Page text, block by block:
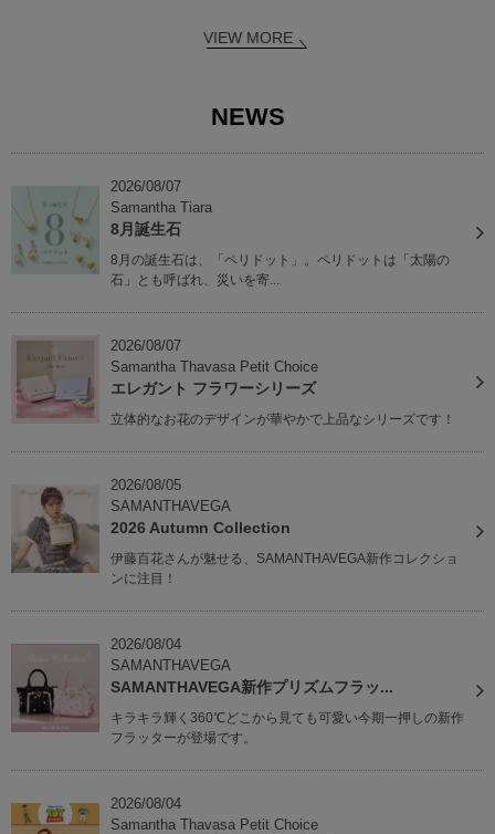
VIEW MORE
NEWS
2026/08/07
Samantha Tiara
8月誕生石
8月の誕生石は、「ペリドット」。ペリドットは「太陽の
石」とも呼ばれ、災いを寄...
2026/08/07
Samantha Thavasa Petit Choice
エレガント フラワーシリーズ
立体的なお花のデザインが華やかで上品なシリーズです！
2026/08/05
SAMANTHAVEGA
2026 Autumn Collection
伊藤百花さんが魅せる、SAMANTHAVEGA新作コレクショ
ンに注目！
2026/08/04
SAMANTHAVEGA
SAMANTHAVEGA新作プリズムフラッ...
キラキラ輝く360℃どこから見ても可愛い今期一押しの新作
フラッターが登場です。
2026/08/04
Samantha Thavasa Petit Choice